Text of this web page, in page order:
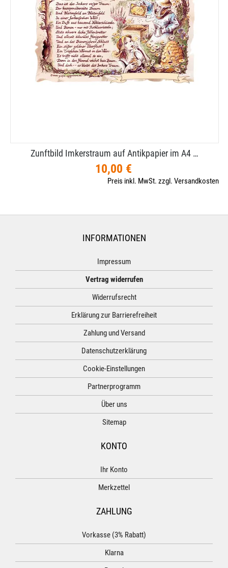
Zunftbild Imkerstraum auf Antikpapier im A4 …
10,00 €
Preis inkl. MwSt. zzgl. Versandkosten
INFORMATIONEN
Impressum
Vertrag widerrufen
Widerrufsrecht
Erklärung zur Barrierefreiheit
Zahlung und Versand
Datenschutzerklärung
Cookie-Einstellungen
Partnerprogramm
Über uns
Sitemap
KONTO
Ihr Konto
Merkzettel
ZAHLUNG
Vorkasse (3% Rabatt)
Klarna